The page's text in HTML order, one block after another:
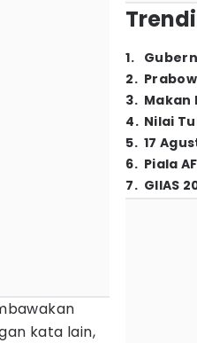
kata lain,
1.
2.
3. Makan
4. Nilai
5. 17
6. Piala
7. GIIAS